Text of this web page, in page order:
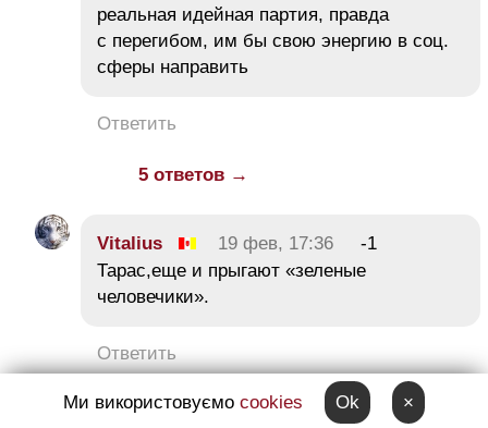
реальная идейная партия, правда
с перегибом, им бы свою энергию в соц.
сферы направить
Ответить
5 ответов →
Vitalius 19 фев, 17:36
-1
Тарас,еще и прыгают «зеленые
человечики».
Ответить
-1
Ми використовуємо cookies Ok ×